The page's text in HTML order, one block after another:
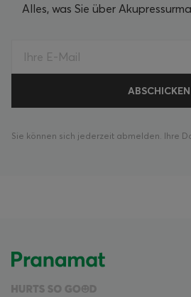
Alles, was Sie über
Sie können sich jederzeit abmelden. Ihre